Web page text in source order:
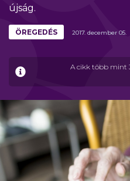
újság.
A cikk több mint
ÖREGEDÉS 2017. december 05.